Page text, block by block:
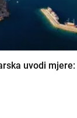
uvodi mjere: